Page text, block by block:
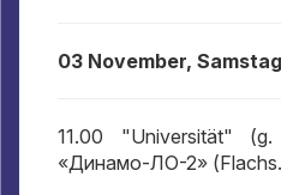
03 November, Samstag
11.00 "Universität" (g.
«Динамо-ЛО-2» (Flachs.